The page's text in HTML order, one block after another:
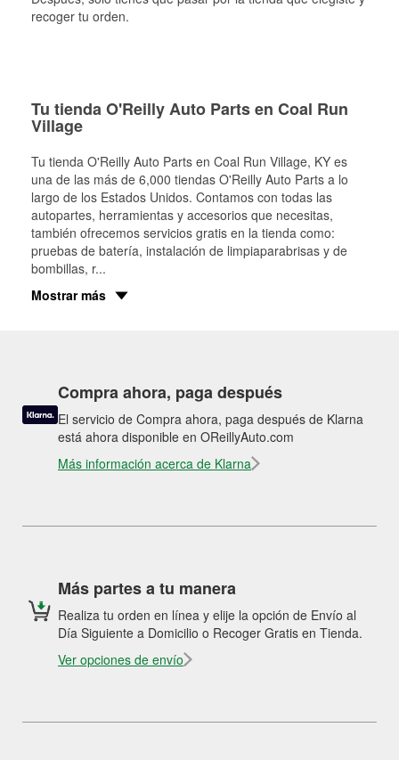
recoger tu orden.
Tu tienda O'Reilly Auto Parts en Coal Run
Village
Tu tienda O'Reilly Auto Parts en Coal Run Village, KY es
una de las más de 6,000 tiendas O'Reilly Auto Parts a lo
largo de los Estados Unidos. Contamos con todas las
autopartes, herramientas y accesorios que necesitas,
también ofrecemos servicios gratis en la tienda como:
pruebas de batería, instalación de limpiaparabrisas y de
bombillas, r...
Mostrar más
Compra ahora, paga después
El servicio de Compra ahora, paga después de Klarna
está ahora disponible en OReillyAuto.com
Más información acerca de Klarna
Más partes a tu manera
Realiza tu orden en línea y elije la opción de Envío al
Día Siguiente a Domicilio o Recoger Gratis en Tienda.
Ver opciones de envío